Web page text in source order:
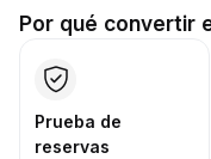
Por qué convertir
Prueba de
reservas